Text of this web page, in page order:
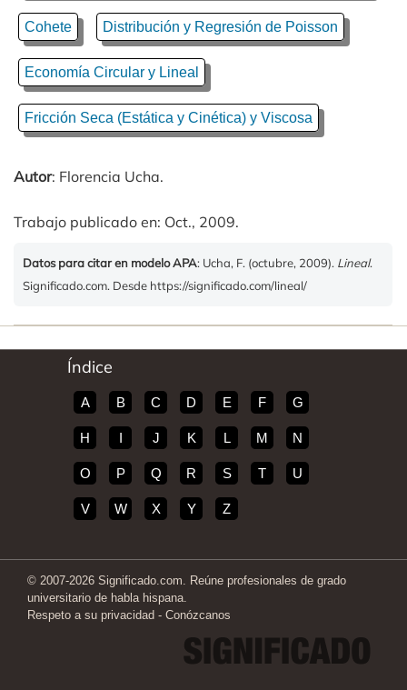
Cohete Distribución y Regresión de Poisson
Economía Circular y Lineal
Fricción Seca (Estática y Cinética) y Viscosa
Autor: Florencia Ucha.
Trabajo publicado en: Oct., 2009.
Datos para citar en modelo APA: Ucha, F. (octubre, 2009). Lineal.
Significado.com. Desde https://significado.com/lineal/
Índice
A B C D E F G
H I J K L M N
O P Q R S T U
V W X Y Z
© 2007-2026 Significado.com. Reúne profesionales de grado
universitario de habla hispana.
Respeto a su privacidad - Conózcanos